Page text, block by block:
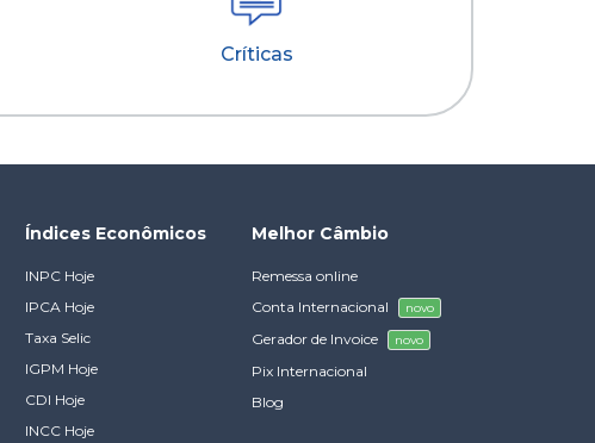
Críticas
Índices Econômicos
INPC Hoje
IPCA Hoje
Taxa Selic
IGPM Hoje
CDI Hoje
INCC Hoje
Melhor Câmbio
Remessa online
Conta Internacional
novo
Gerador de Invoice novo
Pix Internacional
Blog